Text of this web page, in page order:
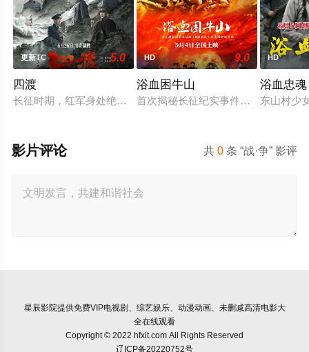
更新TC 5.0
四渡
长征时期，红军身处绝境。四渡赤水堪称红军的绝地反击之战
HD 9.0
浴血困牛山
首次揭秘长征纪实事件，1934年中
HD
浴血忠魂
东山村少
共0 条 “战·争” 影评
影片评论
星辰影院提供免费VIP电视剧、综艺娱乐、动漫动画、未删减高清电影大
全在线观看
Copyright © 2022 hfxit.com All Rights Reserved
辽ICP备20220752号